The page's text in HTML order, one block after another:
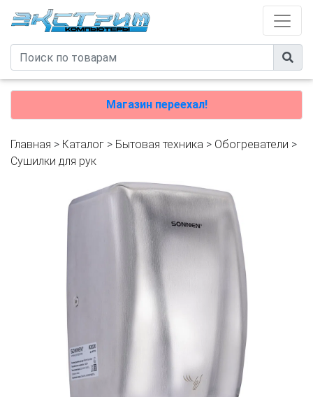
Магазин переехал!
Главная > Каталог > Бытовая техника > Обогреватели >
Сушилки для рук